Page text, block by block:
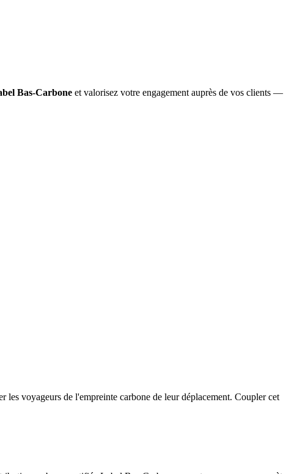
Bas-Carbone et valorisez votre engagement auprès de vos clients —
voyageurs de l'empreinte carbone de leur déplacement. Coupler cet